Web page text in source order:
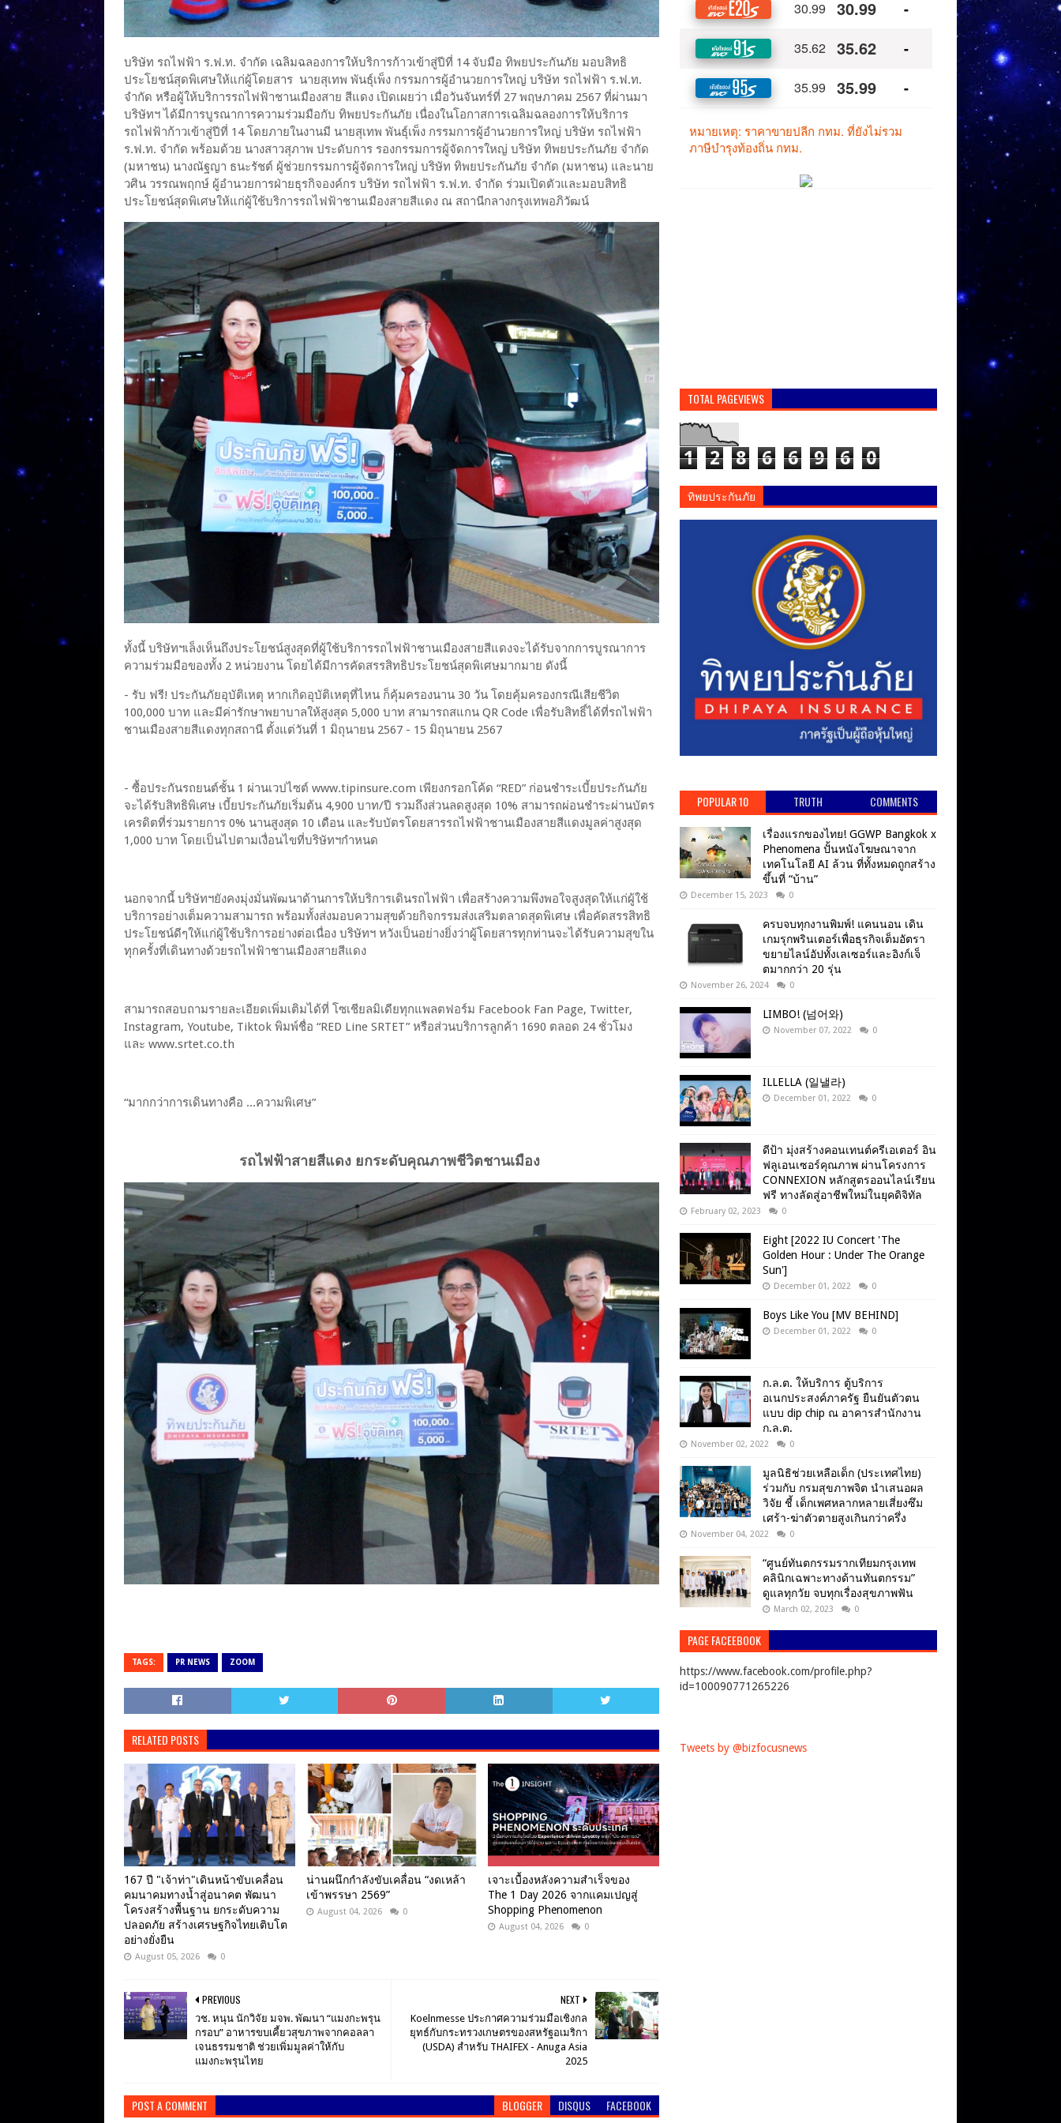
บริษัท รถไฟฟ้า ร.ฟ.ท. จำกัด เฉลิมฉลองการให้บริการก้าวเข้าสู่ปีที่ 14 จับมือ ทิพยประกันภัย มอบสิทธิ
ประโยชน์สุดพิเศษให้แก่ผู้โดยสาร นายสุเทพ พันธุ์เพ็ง กรรมการผู้อำนวยการใหญ่ บริษัท รถไฟฟ้า ร.ฟ.ท.
จำกัด หรือผู้ให้บริการรถไฟฟ้าชานเมืองสาย สีแดง เปิดเผยว่า เมื่อวันจันทร์ที่ 27 พฤษภาคม 2567 ที่ผ่านมา
บริษัทฯ ได้มีการบูรณาการความร่วมมือกับ ทิพยประกันภัย เนื่องในโอกาสการเฉลิมฉลองการให้บริการ
รถไฟฟ้าก้าวเข้าสู่ปีที่ 14 โดยภายในงานมี นายสุเทพ พันธุ์เพ็ง กรรมการผู้อำนวยการใหญ่ บริษัท รถไฟฟ้า
ร.ฟ.ท. จำกัด พร้อมด้วย นางสาวสุภาพ ประดับการ รองกรรมการผู้จัดการใหญ่ บริษัท ทิพยประกันภัย จำกัด
(มหาชน) นางณัฐญา ธนะรัชต์ ผู้ช่วยกรรมการผู้จัดการใหญ่ บริษัท ทิพยประกันภัย จำกัด (มหาชน) และนาย
วศิน วรรณพฤกษ์ ผู้อำนวยการฝ่ายธุรกิจองค์กร บริษัท รถไฟฟ้า ร.ฟ.ท. จำกัด ร่วมเปิดตัวและมอบสิทธิ
ประโยชน์สุดพิเศษให้แก่ผู้ใช้บริการรถไฟฟ้าชานเมืองสายสีแดง ณ สถานีกลางกรุงเทพอภิวัฒน์
ทั้งนี้ บริษัทฯเล็งเห็นถึงประโยชน์สูงสุดที่ผู้ใช้บริการรถไฟฟ้าชานเมืองสายสีแดงจะได้รับจากการบูรณาการ
ความร่วมมือของทั้ง 2 หน่วยงาน โดยได้มีการคัดสรรสิทธิประโยชน์สุดพิเศษมากมาย ดังนี้
- รับ ฟรี! ประกันภัยอุบัติเหตุ หากเกิดอุบัติเหตุที่ไหน ก็คุ้มครองนาน 30 วัน โดยคุ้มครองกรณีเสียชีวิต
100,000 บาท และมีค่ารักษาพยาบาลให้สูงสุด 5,000 บาท สามารถสแกน QR Code เพื่อรับสิทธิ์ได้ที่รถไฟฟ้า
ชานเมืองสายสีแดงทุกสถานี ตั้งแต่วันที่ 1 มิถุนายน 2567 - 15 มิถุนายน 2567
- ซื้อประกันรถยนต์ชั้น 1 ผ่านเวปไซต์ www.tipinsure.com เพียงกรอกโค้ด “RED” ก่อนชำระเบี้ยประกันภัย
จะได้รับสิทธิพิเศษ เบี้ยประกันภัยเริ่มต้น 4,900 บาท/ปี รวมถึงส่วนลดสูงสุด 10% สามารถผ่อนชำระผ่านบัตร
เครดิตที่ร่วมรายการ 0% นานสูงสุด 10 เดือน และรับบัตรโดยสารรถไฟฟ้าชานเมืองสายสีแดงมูลค่าสูงสุด
1,000 บาท โดยเป็นไปตามเงื่อนไขที่บริษัทฯกำหนด
นอกจากนี้ บริษัทฯยังคงมุ่งมั่นพัฒนาด้านการให้บริการเดินรถไฟฟ้า เพื่อสร้างความพึงพอใจสูงสุดให้แก่ผู้ใช้
บริการอย่างเต็มความสามารถ พร้อมทั้งส่งมอบความสุขด้วยกิจกรรมส่งเสริมตลาดสุดพิเศษ เพื่อคัดสรรสิทธิ
ประโยชน์ดีๆให้แก่ผู้ใช้บริการอย่างต่อเนื่อง บริษัทฯ หวังเป็นอย่างยิ่งว่าผู้โดยสารทุกท่านจะได้รับความสุขใน
ทุกครั้งที่เดินทางด้วยรถไฟฟ้าชานเมืองสายสีแดง
สามารถสอบถามรายละเอียดเพิ่มเติมได้ที่ โซเชียลมิเดียทุกแพลตฟอร์ม Facebook Fan Page, Twitter,
Instagram, Youtube, Tiktok พิมพ์ชื่อ “RED Line SRTET” หรือส่วนบริการลูกค้า 1690 ตลอด 24 ชั่วโมง
และ www.srtet.co.th
“มากกว่าการเดินทางคือ ...ความพิเศษ”
รถไฟฟ้าสายสีแดง ยกระดับคุณภาพชีวิตชานเมือง
TAGS: PR NEWS ZOOM
RELATED POSTS
167 ปี "เจ้าท่า"เดินหน้าขับเคลื่อน
คมนาคมทางน้ำสู่อนาคต พัฒนา
โครงสร้างพื้นฐาน ยกระดับความ
ปลอดภัย สร้างเศรษฐกิจไทยเติบโต
อย่างยั่งยืน
August 05, 2026 0
น่านผนึกกำลังขับเคลื่อน “งดเหล้า
เข้าพรรษา 2569”
August 04, 2026 0
เจาะเบื้องหลังความสำเร็จของ
The 1 Day 2026 จากแคมเปญสู่
Shopping Phenomenon
August 04, 2026 0
NEXT
Koelnmesse ประกาศความร่วมมือเชิงกล
ยุทธ์กับกระทรวงเกษตรของสหรัฐอเมริกา
(USDA) สำหรับ THAIFEX - Anuga Asia
2025
PREVIOUS
วช. หนุน นักวิจัย มจพ. พัฒนา “แมงกะพรุน
กรอบ” อาหารขบเคี้ยวสุขภาพจากคอลลา
เจนธรรมชาติ ช่วยเพิ่มมูลค่าให้กับ
แมงกะพรุนไทย
POST A COMMENT BLOGGER DISQUS FACEBOOK
TOTAL PAGEVIEWS
1 2 8 6 6 9 6 0
ทิพยประกันภัย
POPULAR 10 TRUTH COMMENTS
เรื่องแรกของไทย! GGWP Bangkok x
Phenomena ปั้นหนังโฆษณาจาก
เทคโนโลยี AI ล้วน ที่ทั้งหมดถูกสร้าง
ขึ้นที่ “บ้าน”
December 15, 2023 0
ครบจบทุกงานพิมพ์! แคนนอน เดิน
เกมรุกพรินเตอร์เพื่อธุรกิจเต็มอัตรา
ขยายไลน์อัปทั้งเลเซอร์และอิงก์เจ็
ตมากกว่า 20 รุ่น
November 26, 2024 0
LIMBO! (넘어와)
November 07, 2022 0
ILLELLA (일낼라)
December 01, 2022 0
ดีป้า มุ่งสร้างคอนเทนต์ครีเอเตอร์ อิน
ฟลูเอนเซอร์คุณภาพ ผ่านโครงการ
CONNEXION หลักสูตรออนไลน์เรียน
ฟรี ทางลัดสู่อาชีพใหม่ในยุคดิจิทัล
February 02, 2023 0
Eight [2022 IU Concert 'The
Golden Hour : Under The Orange
Sun']
December 01, 2022 0
Boys Like You [MV BEHIND]
December 01, 2022 0
ก.ล.ต. ให้บริการ ตู้บริการ
อเนกประสงค์ภาครัฐ ยืนยันตัวตน
แบบ dip chip ณ อาคารสำนักงาน
ก.ล.ต.
November 02, 2022 0
มูลนิธิช่วยเหลือเด็ก (ประเทศไทย)
ร่วมกับ กรมสุขภาพจิต นำเสนอผล
วิจัย ชี้ เด็กเพศหลากหลายเสี่ยงซึม
เศร้า-ฆ่าตัวตายสูงเกินกว่าครึ่ง
November 04, 2022 0
“ศูนย์ทันตกรรมรากเทียมกรุงเทพ
คลินิกเฉพาะทางด้านทันตกรรม”
ดูแลทุกวัย จบทุกเรื่องสุขภาพฟัน
March 02, 2023 0
PAGE FACEEBOOK
https://www.facebook.com/profile.php?
id=100090771265226
Tweets by @bizfocusnews